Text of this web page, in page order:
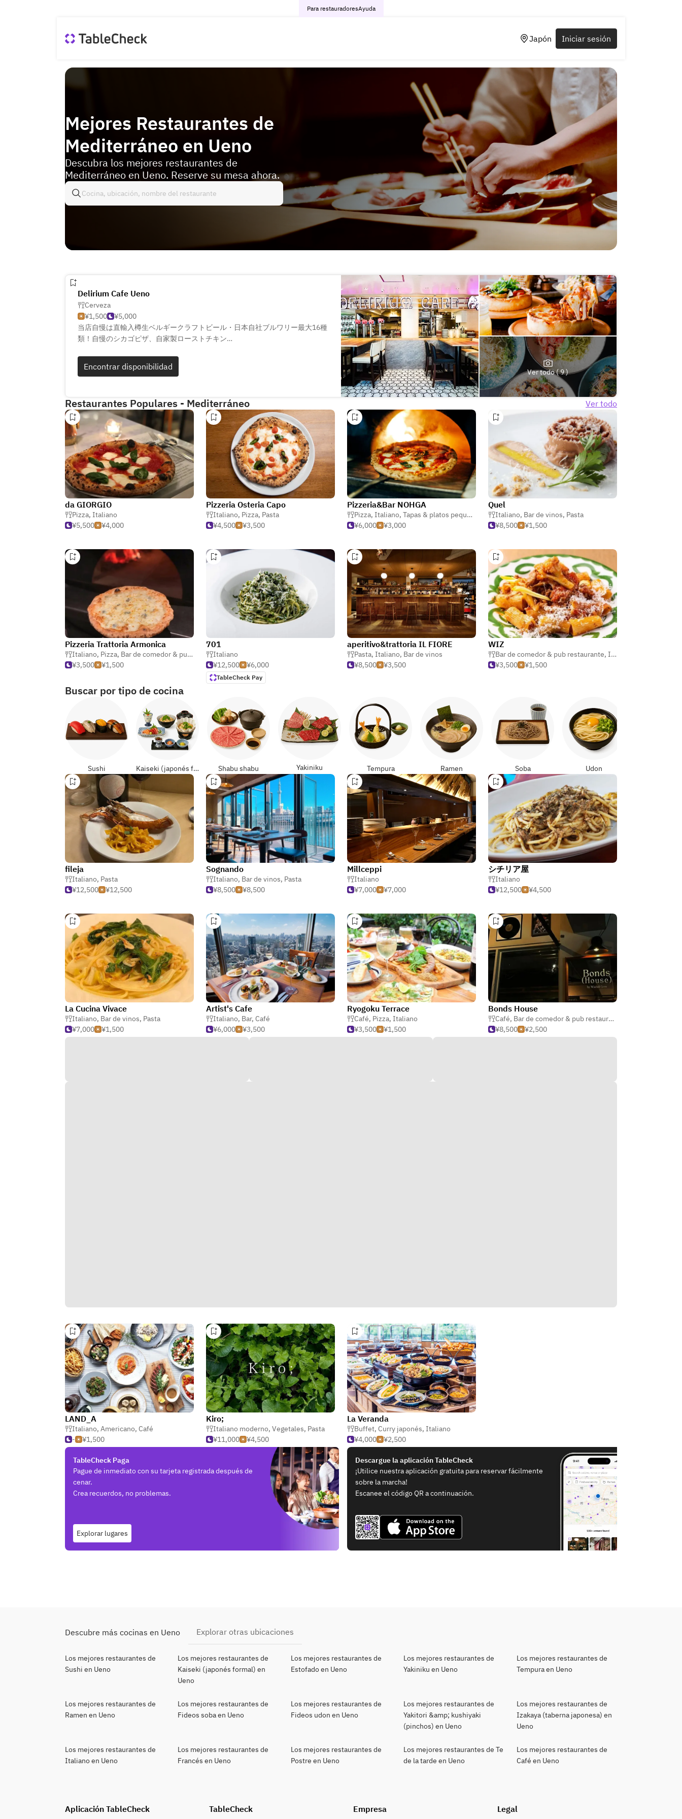
Para restauradoresAyuda
Japón Iniciar sesión
Mejores Restaurantes de
Mediterráneo en Ueno
Descubra los mejores restaurantes de
Mediterráneo en Ueno. Reserve su mesa ahora.
Delirium Cafe Ueno
Cerveza
¥1,500
¥5,000
当店自慢は直輸入樽生ベルギークラフトビール・日本自社ブルワリー最大16種
類！自慢のシカゴピザ、自家製ローストチキン
スタや肉料理を堪能するランチ！
JR上野駅直通！不忍口を出ると道路を挟んで目の前にレストラン「じゅらく」
Encontrar disponibilidad
Ver todo ( 9 )
Restaurantes Populares - Mediterráneo Ver todo
da GIORGIO
Pizza, Italiano
¥5,500
¥4,000
Pizzeria Osteria Capo
Italiano, Pizza, Pasta
¥4,500
¥3,500
Pizzeria&Bar NOHGA
Pizza, Italiano, Tapas & platos pequeños
¥6,000
¥3,000
Quel
Italiano, Bar de vinos, Pasta
¥8,500
¥1,500
Pizzeria Trattoria Armonica
Italiano, Pizza, Bar de comedor & pub restaurante
¥3,500
¥1,500
701
Italiano
¥12,500
¥6,000
TableCheck Pay
aperitivo&trattoria IL FIORE
Pasta, Italiano, Bar de vinos
¥8,500
¥3,500
WIZ
Bar de comedor & pub restaurante, Italiano
¥3,500
¥1,500
Buscar por tipo de cocina
Sushi Kaiseki (japonés formal) Shabu shabu Yakiniku Tempura Ramen Soba Udon
fileja
Italiano, Pasta
¥12,500
¥12,500
Sognando
Italiano, Bar de vinos, Pasta
¥8,500
¥8,500
Millceppi
Italiano
¥7,000
¥7,000
シチリア屋
Italiano
¥12,500
¥4,500
La Cucina Vivace
Italiano, Bar de vinos, Pasta
¥7,000
¥1,500
Artist's Cafe
Italiano, Bar, Café
¥6,000
¥3,500
Ryogoku Terrace
Café, Pizza, Italiano
¥3,500
¥1,500
Bonds House
Café, Bar de comedor & pub restaurante
¥8,500
¥2,500
LAND_A
Italiano, Americano, Café
-
¥1,500
Kiro;
Italiano moderno, Vegetales, Pasta
¥11,000
¥4,500
La Veranda
Buffet, Curry japonés, Italiano
¥4,000
¥2,500
TableCheck Paga
Pague de inmediato con su tarjeta registrada después de
cenar.
Crea recuerdos, no problemas.
Explorar lugares
Descargue la aplicación TableCheck
¡Utilice nuestra aplicación gratuita para reservar fácilmente
sobre la marcha!
Escanee el código QR a continuación.
Descubre más cocinas en Ueno Explorar otras ubicaciones
Los mejores restaurantes de
Sushi en Ueno
Los mejores restaurantes de
Kaiseki (japonés formal) en
Ueno
Los mejores restaurantes de
Estofado en Ueno
Los mejores restaurantes de
Yakiniku en Ueno
Los mejores restaurantes de
Tempura en Ueno
Los mejores restaurantes de
Ramen en Ueno
Los mejores restaurantes de
Fideos soba en Ueno
Los mejores restaurantes de
Fideos udon en Ueno
Los mejores restaurantes de
Yakitori &amp; kushiyaki
(pinchos) en Ueno
Los mejores restaurantes de
Izakaya (taberna japonesa) en
Ueno
Los mejores restaurantes de
Italiano en Ueno
Los mejores restaurantes de
Francés en Ueno
Los mejores restaurantes de
Postre en Ueno
Los mejores restaurantes de Te
de la tarde en Ueno
Los mejores restaurantes de
Café en Ueno
Aplicación TableCheck TableCheck Empresa Legal